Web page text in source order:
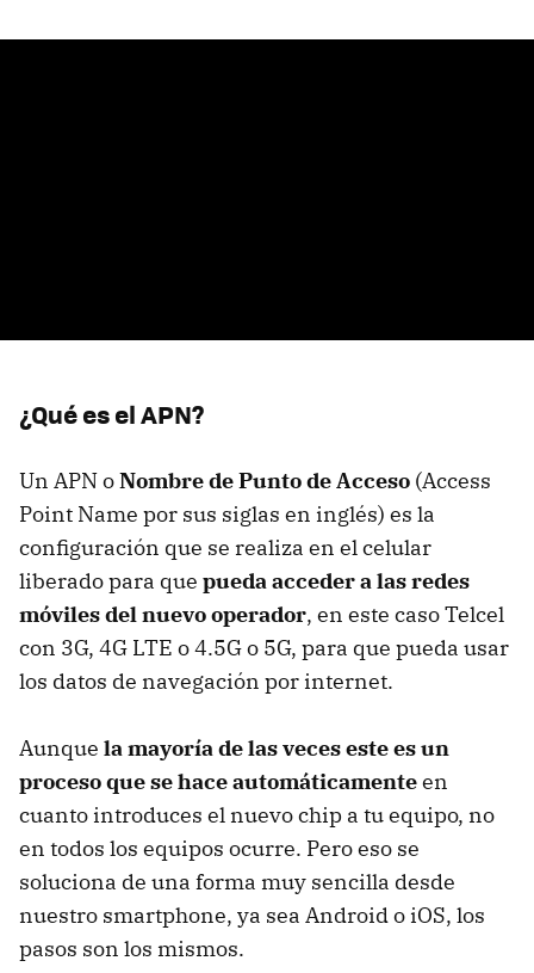
¿Qué es el APN?
Un APN oNombre de Punto de Acceso (Access
Point Name por sus siglas en inglés) es la
configuración que se realiza en el celular
liberado para que pueda acceder a las redes
móviles del nuevo operador, en este caso Telcel
con 3G, 4G LTE o 4.5G o 5G, para que pueda usar
los datos de navegación por internet.
Aunque la mayoría de las veces este es un
proceso que se hace automáticamenteen
cuanto introduces el nuevo chip a tu equipo, no
en todos los equipos ocurre. Pero eso se
soluciona de una forma muy sencilla desde
nuestro smartphone, ya sea Android o iOS, los
pasos son los mismos.